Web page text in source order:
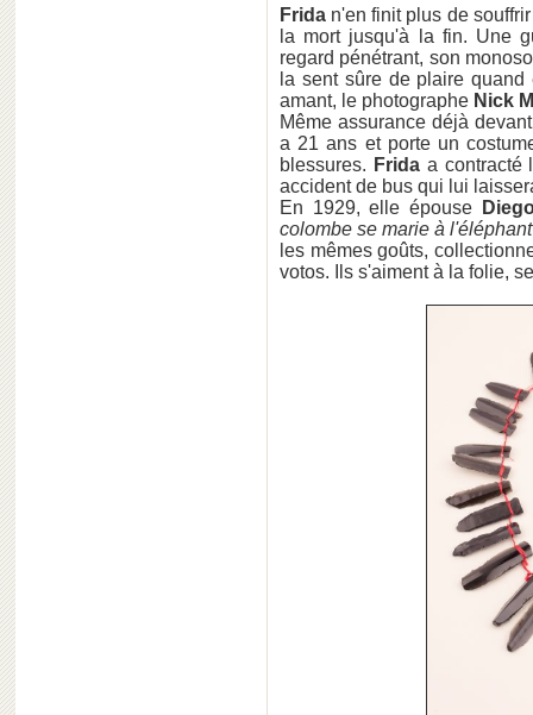
Frida n'en finit plus de
la mort jusqu'à la fin. Une
regard pénétrant, son
la sent sûre de plaire
amant, le photographe Nick
Même assurance déjà
a 21 ans et porte un
blessures. Fridaa contracté
accident de bus qui lui
En 1929, elle épouse
colombe se marie à l'éléphant
les mêmes goûts,
votos. Ils s'aiment à la folie,